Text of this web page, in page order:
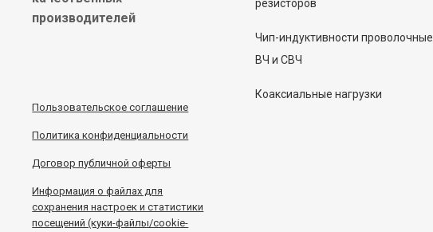
производителей
Пользовательское соглашение
Политика конфиденциальности
Договор публичной оферты
Информацияофайлах для
сохранения настроек и статистики
посещений (куки-файлы/cookie-
резисторов
Чип-индуктивности проволочные
ВЧ и СВЧ
Коаксиальные нагрузки